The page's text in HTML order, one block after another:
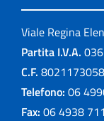
Viale Regina
Partita I.V.A.
C.F.
Telefono: 06
Fax: 06 4938